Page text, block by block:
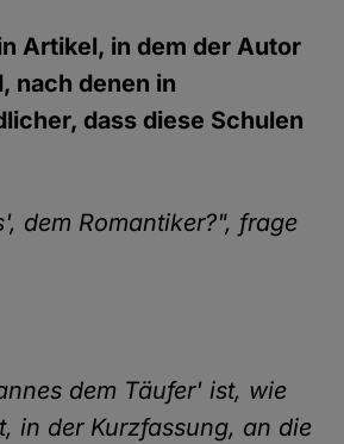
Artikel, in dem der Autor
nach denen in
dass diese Schulen
dem Romantiker?", frage
dem Täufer' ist, wie
in der Kurzfassung, an die